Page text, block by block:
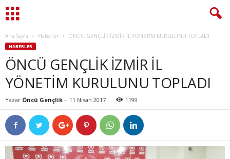
Ana Sayfa Haberler ÖNCÜ GENÇLİK İZMİR İL YÖNETİM KURULUNU TOPLADI
HABERLER
ÖNCÜ GENÇLİK İZMİR İL
YÖNETİM KURULUNU TOPLADI
Yazar Öncü Gençlik - 11 Nisan 2017 1199